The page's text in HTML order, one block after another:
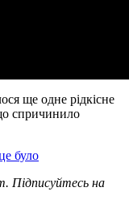
ще одне рідкісне
спричинило
було
Підписуйтесь на